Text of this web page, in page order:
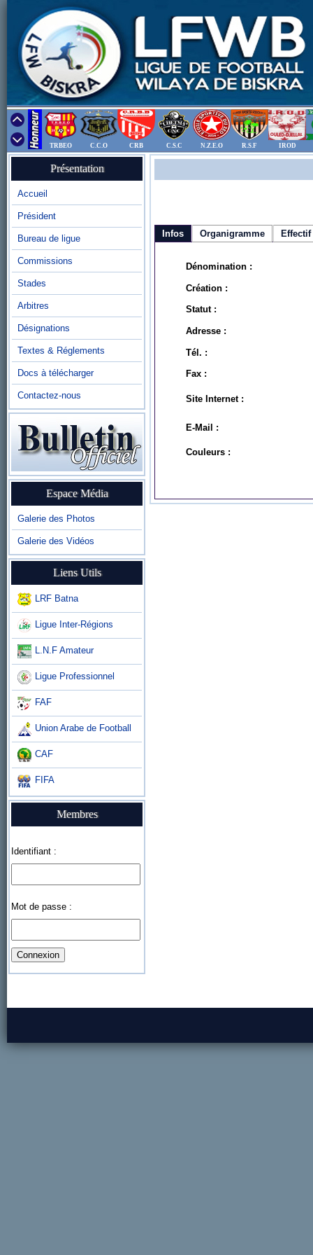
TRBEO C.C.O CRB C.S.C N.Z.E.O R.S.F IROD
Présentation
Accueil
Président
Bureau de ligue
Commissions
Stades
Arbitres
Désignations
Textes & Réglements
Docs à télécharger
Contactez-nous
Espace Média
Galerie des Photos
Galerie des Vidéos
Liens Utils
LRF Batna
Ligue Inter-Régions
L.N.F Amateur
Ligue Professionnel
FAF
Union Arabe de Football
CAF
FIFA
Membres
Identifiant :
Mot de passe :
Infos Organigramme Effectif
Dénomination :
Création :
Statut :
Adresse :
Tél. :
Fax :
Site Internet :
E-Mail :
Couleurs :